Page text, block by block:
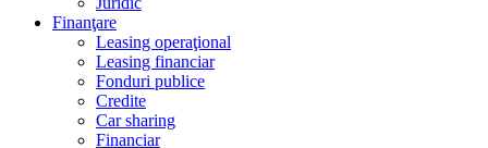
Finanţare
Leasing operaţional
Leasing financiar
Fonduri publice
Credite
Car sharing
Financiar